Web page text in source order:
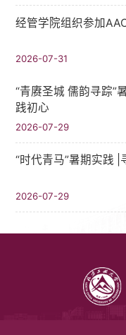
经管学院组织参加
2026-07-31
“青赓圣城 儒韵寻踪”
践初心
2026-07-29
“时代青马”暑期实践
2026-07-29